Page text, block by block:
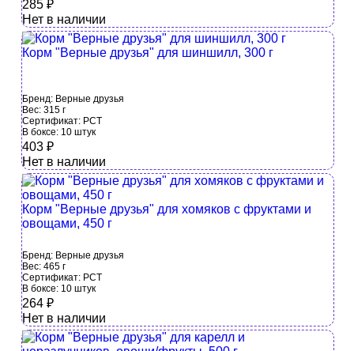
285₽
Нет в наличии
Корм "Верные друзья" для шиншилл, 300 г
Бренд: Верные друзья
Вес:315 г
Сертификат: РСТ
В боксе: 10 штук
403₽
Нет в наличии
Корм "Верные друзья" для хомяков с фруктами и
овощами, 450 г
Бренд: Верные друзья
Вес:465 г
Сертификат: РСТ
В боксе: 10 штук
264₽
Нет в наличии